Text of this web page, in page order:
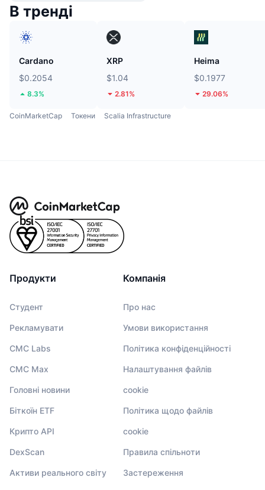
В тренді
Cardano
$0.2054
8.3%
XRP
$1.04
2.81%
Heima
$0.1977
29.06%
CoinMarketCap Токени Scalia Infrastructure
Продукти
Студент
Рекламувати
CMC Labs
CMC Max
Головні новини
Біткоїн ETF
Крипто API
DexScan
Активи реального світу
Компанія
Про нас
Умови використання
Політика конфіденційності
Налаштування файлів
cookie
Політика щодо файлів
cookie
Правила спільноти
Застереження